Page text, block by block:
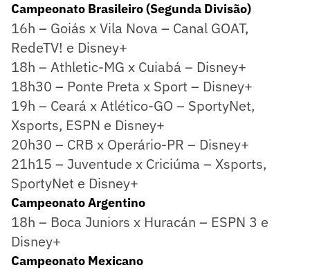
Campeonato Brasileiro (Segunda Divisão)
16h – Goiás x Vila Nova – Canal GOAT,
RedeTV! e Disney+
18h – Athletic-MG x Cuiabá – Disney+
18h30 – Ponte Preta x Sport – Disney+
19h – Ceará x Atlético-GO – SportyNet,
Xsports, ESPN e Disney+
20h30 – CRB x Operário-PR – Disney+
21h15 – Juventude x Criciúma – Xsports,
SportyNet e Disney+
Campeonato Argentino
18h – Boca Juniors x Huracán – ESPN 3 e
Disney+
Campeonato Mexicano